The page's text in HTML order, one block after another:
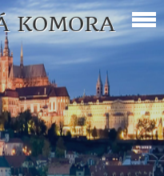
KOMORA